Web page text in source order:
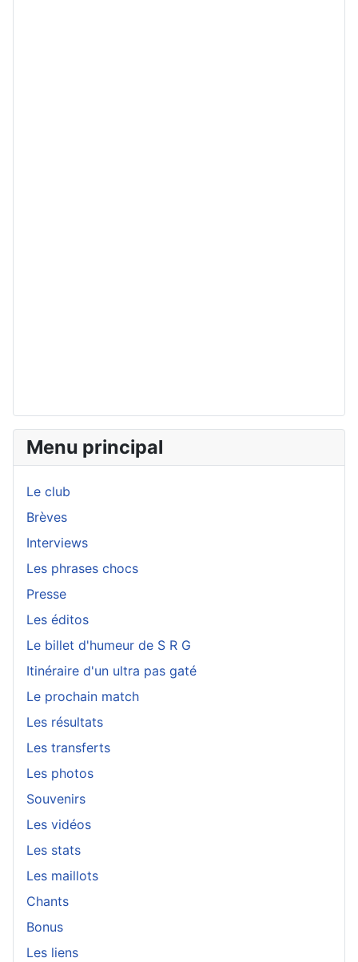
Menu principal
Le club
Brèves
Interviews
Les phrases chocs
Presse
Les éditos
Le billet d'humeur de S R G
Itinéraire d'un ultra pas gaté
Le prochain match
Les résultats
Les transferts
Les photos
Souvenirs
Les vidéos
Les stats
Les maillots
Chants
Bonus
Les liens